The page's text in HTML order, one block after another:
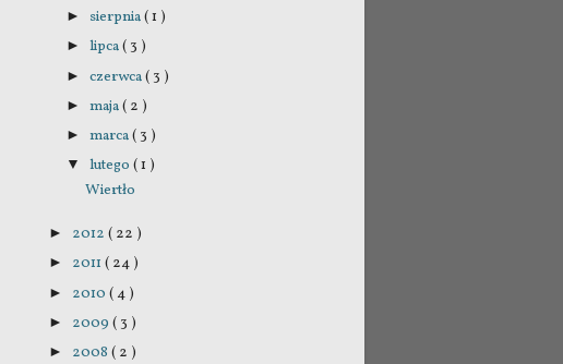
► sierpnia( 1 )
►lipca( 3 )
►czerwca( 3 )
►maja( 2 )
►marca( 3 )
▼lutego( 1 )
Wiertło
► 2012 ( 22 )
► 2011 ( 24 )
► 2010 ( 4 )
► 2009 ( 3 )
► 2008 ( 2 )